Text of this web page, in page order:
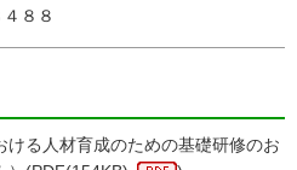
８８
る人材育成のための基礎研修のお